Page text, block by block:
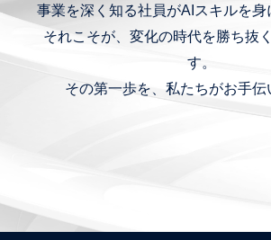
事業を深く知る社員がAIスキルを身
それこそが、変化の時代を勝ち抜
す。
その第一歩を、私たちがお手伝